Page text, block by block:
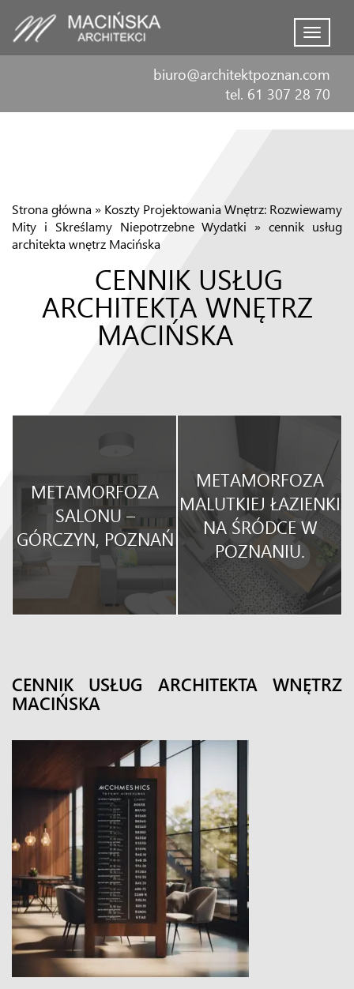
Menu
biuro@architektpoznan.com
tel. 61 307 28 70
Strona główna » Koszty Projektowania Wnętrz: Rozwiewamy
Mity i Skreślamy Niepotrzebne Wydatki »cennik usług
architekta wnętrz Macińska
CENNIK USŁUG
ARCHITEKTA WNĘTRZ
MACIŃSKA
METAMORFOZA
SALONU –
GÓRCZYN, POZNAŃ
METAMORFOZA
MALUTKIEJ ŁAZIENKI
NA ŚRÓDCE W
POZNANIU.
CENNIK USŁUG ARCHITEKTA WNĘTRZ
MACIŃSKA